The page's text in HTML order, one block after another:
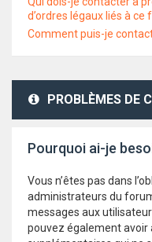
d’ordres légaux liés à ce
Comment puis-je
PROBLÈMES DE
Pourquoi ai-je
Vous n’êtes pas dans
administrateurs du
messages aux
pouvez également avoir